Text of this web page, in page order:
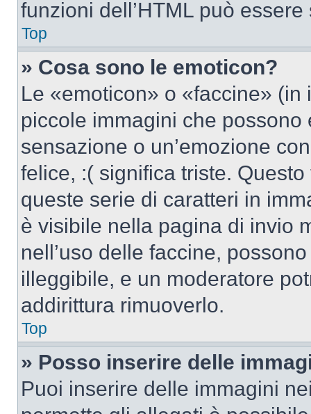
funzioni dell’HTML può
Top
» Cosa sono le emoticon?
Le «emoticon» o «faccine»
piccole immagini che
sensazione o un’emozione
felice, :( significa triste.
queste serie di caratteri in
è visibile nella pagina di invio
nell’uso delle faccine,
illeggibile, e un moderatore
addirittura rimuoverlo.
Top
» Posso inserire delle
Puoi inserire delle immagini